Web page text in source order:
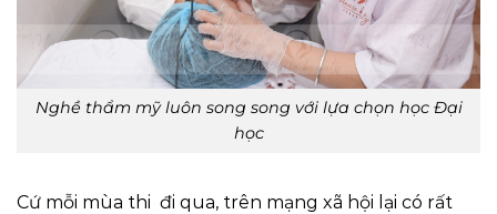
Nghề thẩm mỹ luôn song song với lựa chọn học Đại
học
Cứ mỗi mùa thi đi qua, trên mạng xã hội lại có rất